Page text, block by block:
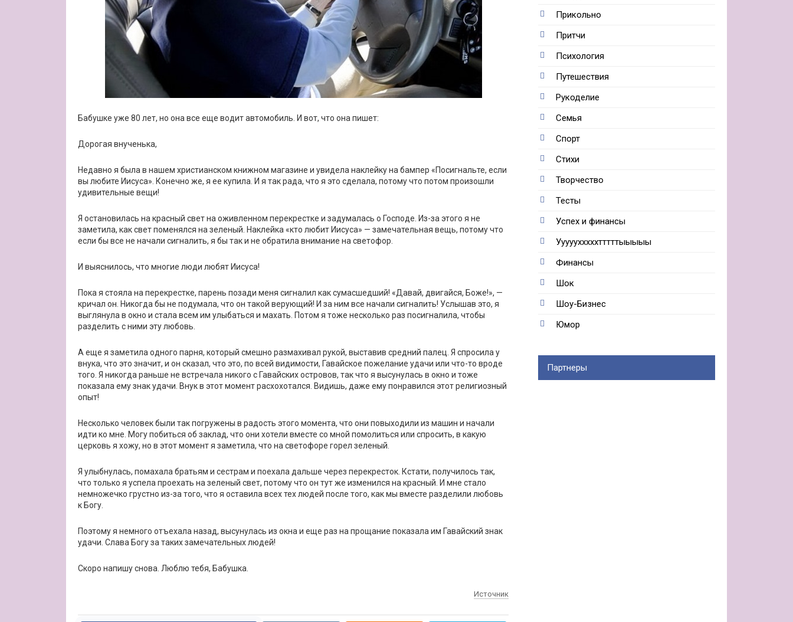
Бабушке уже 80 лет, но она все еще водит автомобиль. И вот, что она пишет:
Дорогая внученька,
Недавно я была в нашем христианском книжном магазине и увидела наклейку на бампер «Посигнальте, если
вы любите Иисуса». Конечно же, я ее купила. И я так рада, что я это сделала, потому что потом произошли
удивительные вещи!
Я остановилась на красный свет на оживленном перекрестке и задумалась о Господе. Из-за этого я не
заметила, как свет поменялся на зеленый. Наклейка «кто любит Иисуса» — замечательная вещь, потому что
если бы все не начали сигналить, я бы так и не обратила внимание на светофор.
И выяснилось, что многие люди любят Иисуса!
Пока я стояла на перекрестке, парень позади меня сигналил как сумасшедший! «Давай, двигайся, Боже!», —
кричал он. Никогда бы не подумала, что он такой верующий! И за ним все начали сигналить! Услышав это, я
выглянула в окно и стала всем им улыбаться и махать. Потом я тоже несколько раз посигналила, чтобы
разделить с ними эту любовь.
А еще я заметила одного парня, который смешно размахивал рукой, выставив средний палец. Я спросила у
внука, что это значит, и он сказал, что это, по всей видимости, Гавайское пожелание удачи или что-то вроде
того. Я никогда раньше не встречала никого с Гавайских островов, так что я высунулась в окно и тоже
показала ему знак удачи. Внук в этот момент расхохотался. Видишь, даже ему понравился этот религиозный
опыт!
Несколько человек были так погружены в радость этого момента, что они повыходили из машин и начали
идти ко мне. Могу побиться об заклад, что они хотели вместе со мной помолиться или спросить, в какую
церковь я хожу, но в этот момент я заметила, что на светофоре горел зеленый.
Я улыбнулась, помахала братьям и сестрам и поехала дальше через перекресток. Кстати, получилось так,
что только я успела проехать на зеленый свет, потому что он тут же изменился на красный. И мне стало
немножечко грустно из-за того, что я оставила всех тех людей после того, как мы вместе разделили любовь
к Богу.
Поэтому я немного отъехала назад, высунулась из окна и еще раз на прощание показала им Гавайский знак
удачи. Слава Богу за таких замечательных людей!
Скоро напишу снова. Люблю тебя, Бабушка.
Источник
Прикольно
Притчи
Психология
Путешествия
Рукоделие
Семья
Спорт
Стихи
Творчество
Тесты
Успех и финансы
Ууууухххххтттттыыыыы
Финансы
Шок
Шоу-Бизнес
Юмор
Партнеры